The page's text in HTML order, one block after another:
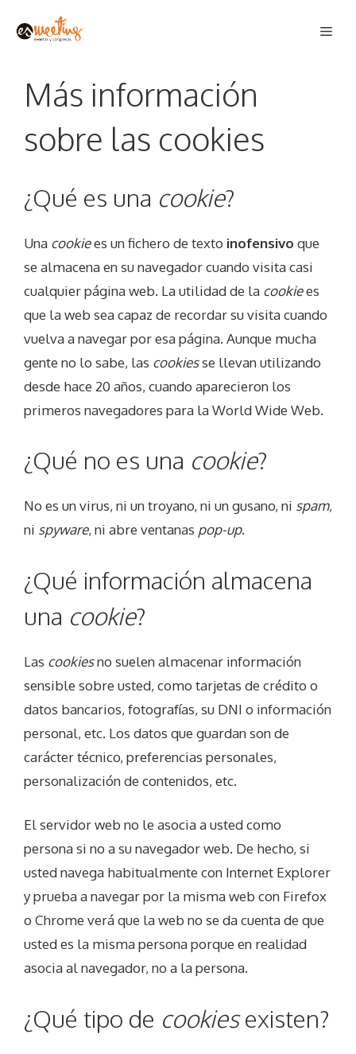
Más información
sobre las cookies
¿Qué es una cookie?
Una cookiees un fichero de texto inofensivo que
se almacena en su navegador cuando visita casi
cualquier página web. La utilidad de la cookiees
que la web sea capaz de recordar su visita cuando
vuelva a navegar por esa página. Aunque mucha
gente no lo sabe, las cookiesse llevan utilizando
desde hace 20 años, cuando aparecieron los
primeros navegadores para la World Wide Web.
¿Qué no es una cookie?
No es un virus, ni un troyano, ni un gusano, ni spam,
ni spyware, ni abre ventanas pop-up.
¿Qué información almacena
una cookie?
Las cookiesno suelen almacenar información
sensible sobre usted, como tarjetas de crédito o
datos bancarios, fotografías, su DNI o información
personal, etc. Los datos que guardan son de
carácter técnico, preferencias personales,
personalización de contenidos, etc.
El servidor web no le asocia a usted como
persona si no a su navegador web. De hecho, si
usted navega habitualmente con Internet Explorer
y prueba a navegar por la misma web con Firefox
o Chrome verá que la web no se da cuenta de que
usted es la misma persona porque en realidad
asocia al navegador, no a la persona.
¿Qué tipo de cookiesexisten?